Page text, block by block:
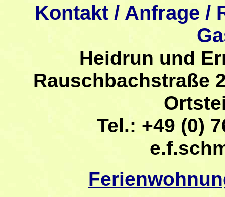
Kontakt / Anfrage /
Heidrun und
Rauschbachstraße
Tel.: +49 (0)